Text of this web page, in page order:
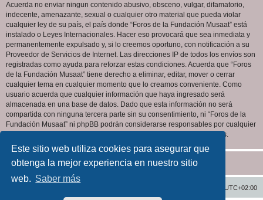
Este sitio web utiliza cookies para asegurar que
obtenga la mejor experiencia en nuestro sitio
web. Saber más
Acuerda no enviar ningun contenido abusivo, obsceno, vulgar, difamatorio,
indecente, amenazante, sexual o cualquier otro material que pueda violar
cualquier ley de su país, el país donde “Foros de la Fundación Musaat” está
instalado o Leyes Internacionales. Hacer eso provocará que sea inmediata y
permanentemente expulsado y, si lo creemos oportuno, con notificación a su
Proveedor de Servicios de Internet. Las direcciones IP de todos los envíos son
registradas como ayuda para reforzar estas condiciones. Acuerda que “Foros
de la Fundación Musaat” tiene derecho a eliminar, editar, mover o cerrar
cualquier tema en cualquier momento que lo creamos conveniente. Como
usuario acuerda que cualquier información que haya ingresado será
almacenada en una base de datos. Dado que esta información no será
compartida con ninguna tercera parte sin su consentimiento, ni “Foros de la
Fundación Musaat” ni phpBB podrán considerarse responsables por cualquier
intento de hacking que conlleve a que los datos sean comprometidos.
UTC+02:00